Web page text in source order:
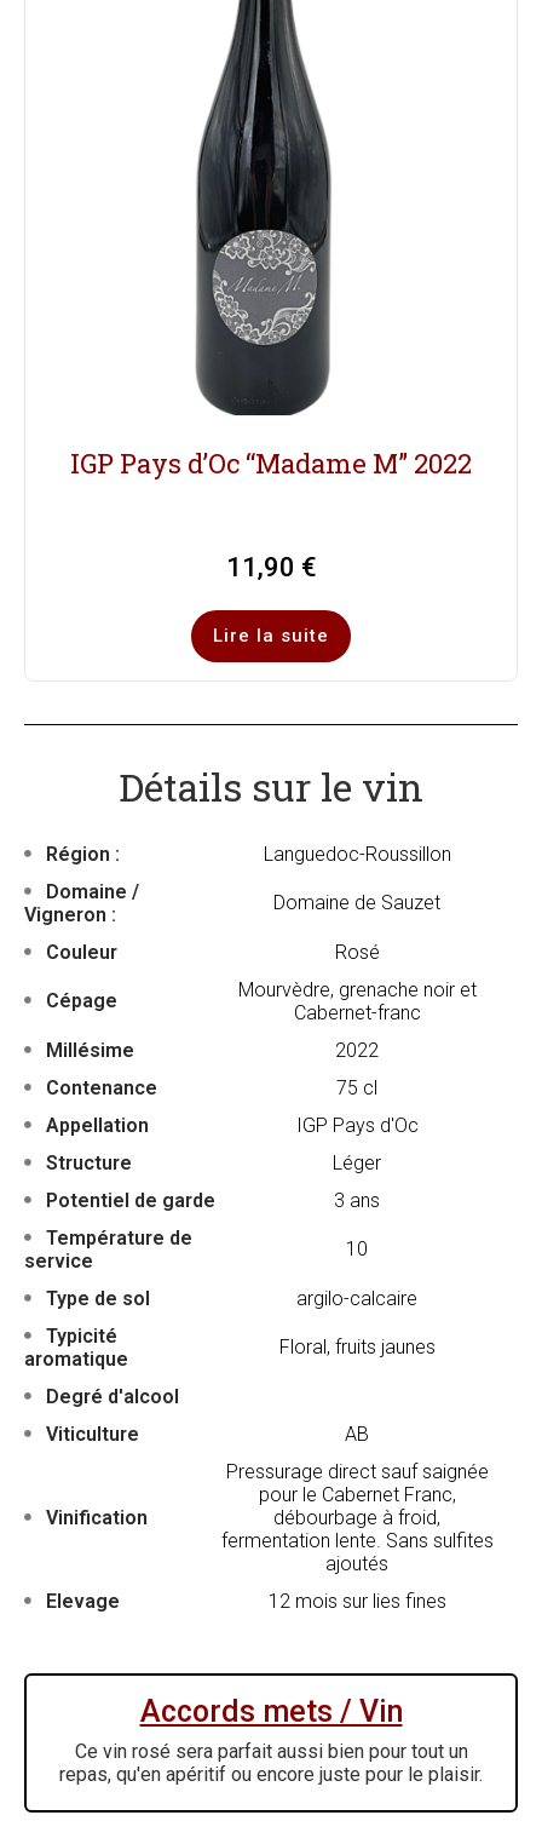
IGP Pays d’Oc “Madame M” 2022
11,90 €
Lire la suite
Détails sur le vin
Région :
Languedoc-Roussillon
Domaine /
Vigneron :
Domaine de Sauzet
Couleur Rosé
Cépage
Mourvèdre, grenache noir et
Cabernet-franc
Millésime
2022
Contenance
75 cl
Appellation
IGP Pays d'Oc
Structure
Léger
Potentiel de garde
3 ans
Température de
service
10
Type de sol
argilo-calcaire
Typicité
aromatique
Floral, fruits jaunes
Degré d'alcool
Viticulture
AB
Vinification
Pressurage direct sauf saignée
pour le Cabernet Franc,
débourbage à froid,
fermentation lente. Sans sulfites
ajoutés
Elevage
12 mois sur lies fines
Accords mets / Vin
Ce vin rosé sera parfait aussi bien pour tout un
repas, qu'en apéritif ou encore juste pour le plaisir.